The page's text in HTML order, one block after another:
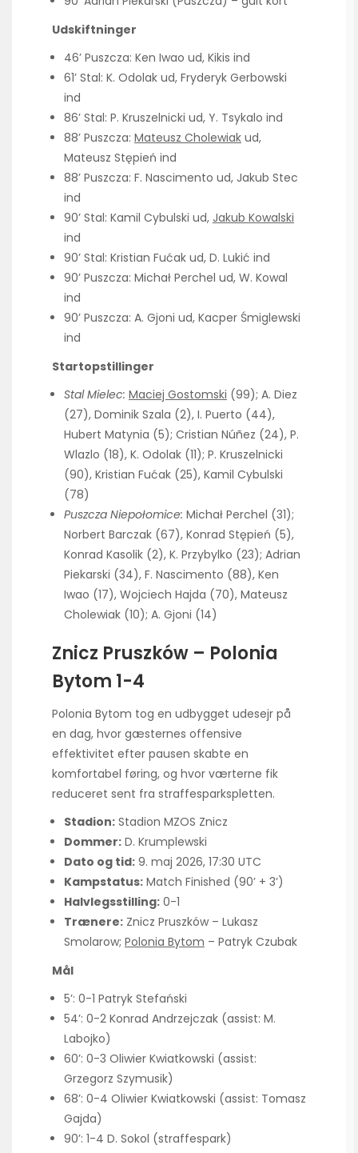
Udskiftninger
46’ Puszcza: Ken Iwao ud, Kikis ind
61’ Stal: K. Odolak ud, Fryderyk Gerbowski
ind
86’ Stal: P. Kruszelnicki ud, Y. Tsykalo ind
88’ Puszcza: Mateusz Cholewiak ud,
Mateusz Stępień ind
88’ Puszcza: F. Nascimento ud, Jakub Stec
ind
90’ Stal: Kamil Cybulski ud, Jakub Kowalski
ind
90’ Stal: Kristian Fućak ud, D. Lukić ind
90’ Puszcza: Michał Perchel ud, W. Kowal
ind
90’ Puszcza: A. Gjoni ud, Kacper Śmiglewski
ind
Startopstillinger
Stal Mielec: Maciej Gostomski (99); A. Diez
(27), Dominik Szala (2), I. Puerto (44),
Hubert Matynia (5); Cristian Núñez (24), P.
Wlazlo (18), K. Odolak (11); P. Kruszelnicki
(90), Kristian Fućak (25), Kamil Cybulski
(78)
Puszcza Niepołomice: Michał Perchel (31);
Norbert Barczak (67), Konrad Stępień (5),
Konrad Kasolik (2), K. Przybylko (23); Adrian
Piekarski (34), F. Nascimento (88), Ken
Iwao (17), Wojciech Hajda (70), Mateusz
Cholewiak (10); A. Gjoni (14)
Znicz Pruszków – Polonia
Bytom 1-4
Polonia Bytom tog en udbygget udesejr på
en dag, hvor gæsternes offensive
effektivitet efter pausen skabte en
komfortabel føring, og hvor værterne fik
reduceret sent fra straffesparkspletten.
Stadion: Stadion MZOS Znicz
Dommer: D. Krumplewski
Dato og tid: 9. maj 2026, 17:30 UTC
Kampstatus: Match Finished (90’ + 3’)
Halvlegsstilling: 0-1
Trænere: Znicz Pruszków – Lukasz
Smolarow; Polonia Bytom – Patryk Czubak
Mål
5’: 0-1 Patryk Stefański
54’: 0-2 Konrad Andrzejczak (assist: M.
Labojko)
60’: 0-3 Oliwier Kwiatkowski (assist:
Grzegorz Szymusik)
68’: 0-4 Oliwier Kwiatkowski (assist: Tomasz
Gajda)
90’: 1-4 D. Sokol (straffespark)